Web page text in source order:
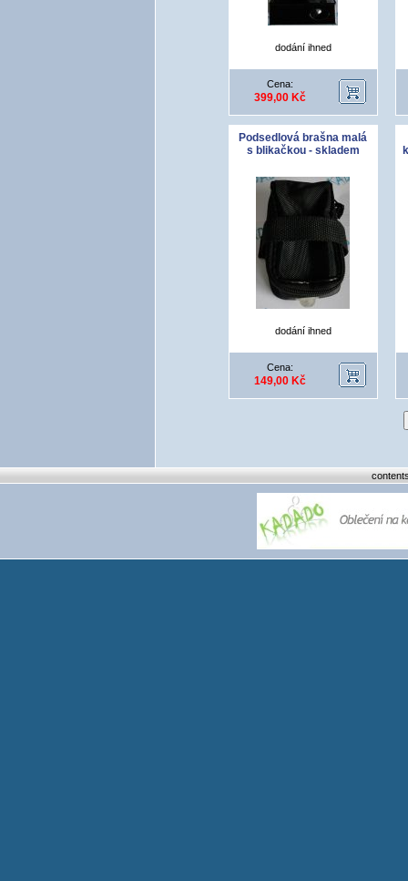
dodání ihned
Cena:
399,00 Kč
Podsedlová brašna malá
s blikačkou - skladem
dodání ihned
Cena:
149,00 Kč